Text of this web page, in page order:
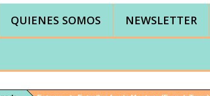
QUIENES SOMOS NEWSLETTER